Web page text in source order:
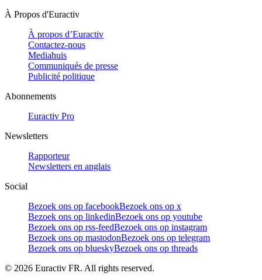
À Propos d'Euractiv
À propos d’Euractiv
Contactez-nous
Mediahuis
Communiqués de presse
Publicité politique
Abonnements
Euractiv Pro
Newsletters
Rapporteur
Newsletters en anglais
Social
Bezoek ons op facebookBezoek ons op x
Bezoek ons op linkedinBezoek ons op youtube
Bezoek ons op rss-feedBezoek ons op instagram
Bezoek ons op mastodonBezoek ons op telegram
Bezoek ons op blueskyBezoek ons op threads
© 2026 Euractiv FR. All rights reserved.